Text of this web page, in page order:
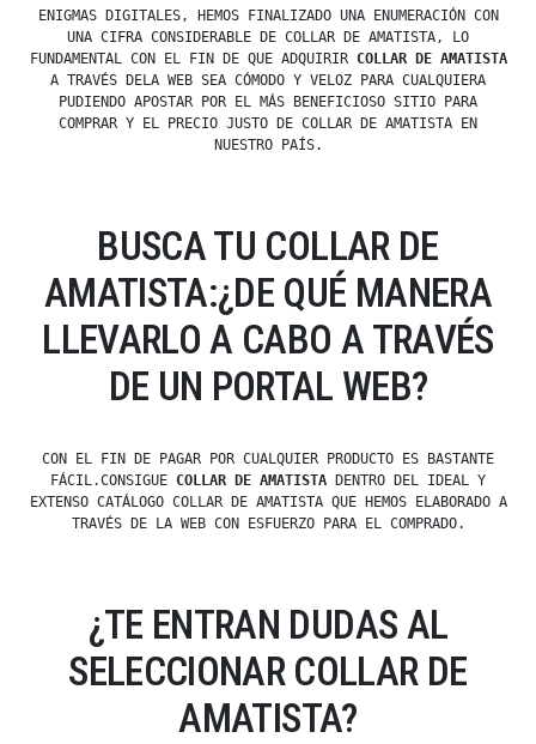
ENIGMAS DIGITALES, HEMOS FINALIZADO UNA ENUMERACIÓN CON
UNA CIFRA CONSIDERABLE DE COLLAR DE AMATISTA, LO
FUNDAMENTAL CON EL FIN DE QUE ADQUIRIR COLLAR DE AMATISTA
A TRAVÉS DELA WEB SEA CÓMODO Y VELOZ PARA CUALQUIERA
PUDIENDO APOSTAR POR EL MÁS BENEFICIOSO SITIO PARA
COMPRAR Y EL PRECIO JUSTO DE COLLAR DE AMATISTA EN
NUESTRO PAÍS.
BUSCA TU COLLAR DE
AMATISTA:¿DE QUÉ MANERA
LLEVARLO A CABO A TRAVÉS
DE UN PORTAL WEB?
CON EL FIN DE PAGAR POR CUALQUIER PRODUCTO ES BASTANTE
FÁCIL.CONSIGUE COLLAR DE AMATISTA DENTRO DEL IDEAL Y
EXTENSO CATÁLOGO COLLAR DE AMATISTA QUE HEMOS ELABORADO A
TRAVÉS DE LA WEB CON ESFUERZO PARA EL COMPRADO.
¿TE ENTRAN DUDAS AL
SELECCIONAR COLLAR DE
AMATISTA?